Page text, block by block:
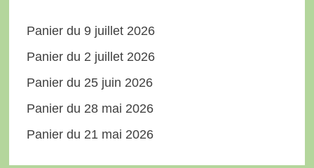
Panier du 9 juillet 2026
Panier du 2 juillet 2026
Panier du 25 juin 2026
Panier du 28 mai 2026
Panier du 21 mai 2026